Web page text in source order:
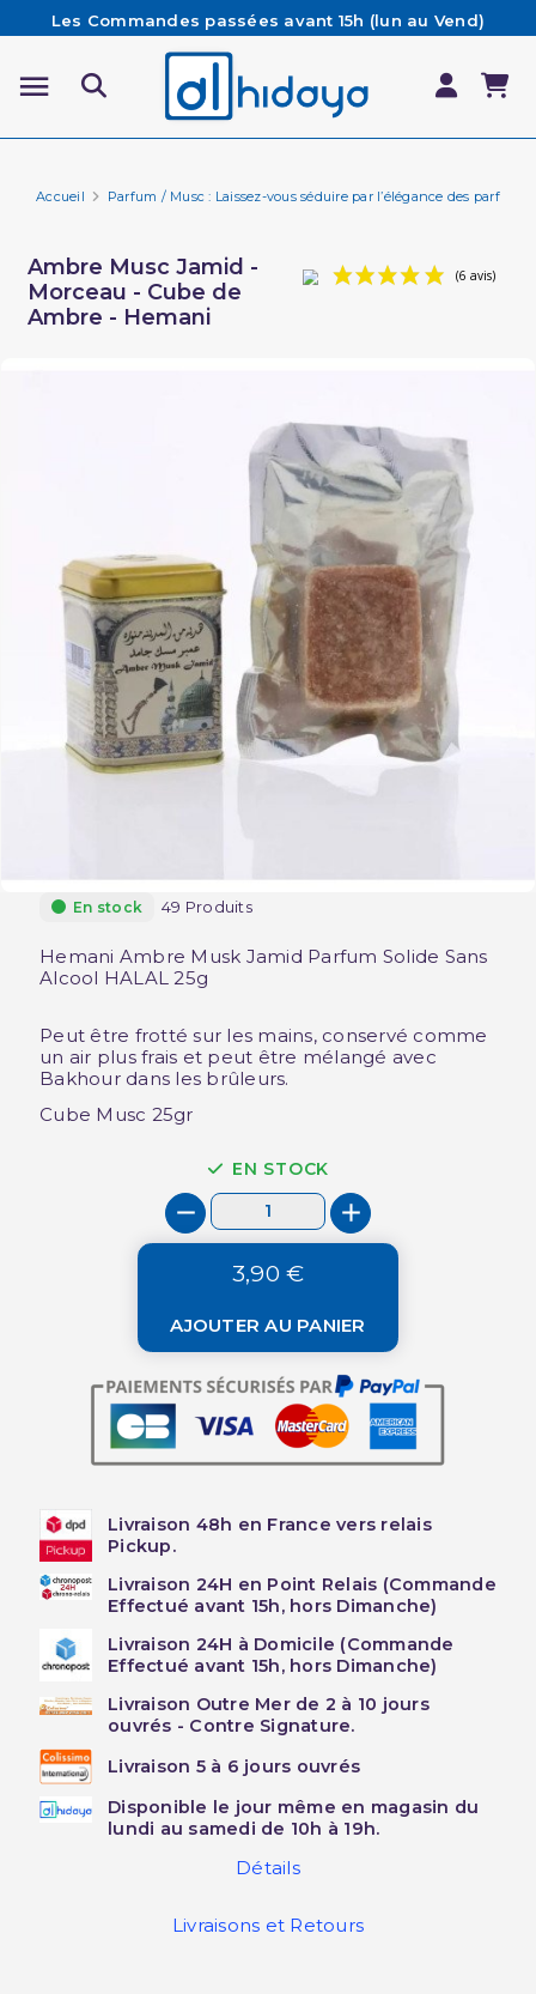
Les Commandes passées avant 15h (lun au Vend)
sont préparées et expédiées le jour même
Besoin d'aide ? Retrouvez notre FAQ
Livraison offerte à partir de 65€ d'achat*
Accueil Parfum / Musc : Laissez-vous séduire par l’élégance des parfums
Ambre Musc Jamid -
Morceau - Cube de
Ambre - Hemani
En stock 49 Produits
Hemani Ambre Musk Jamid Parfum Solide Sans
Alcool HALAL 25g
Peut être frotté sur les mains, conservé comme
un air plus frais et peut être mélangé avec
Bakhour dans les brûleurs.
Cube Musc 25gr
EN STOCK
3,90 €
AJOUTER AU PANIER
Livraison 48h en France vers relais
Pickup.
Livraison 24H en Point Relais (Commande
Effectué avant 15h, hors Dimanche)
Livraison 24H à Domicile (Commande
Effectué avant 15h, hors Dimanche)
Livraison Outre Mer de 2 à 10 jours
ouvrés - Contre Signature.
Livraison 5 à 6 jours ouvrés
Disponible le jour même en magasin du
lundi au samedi de 10h à 19h.
Détails
Livraisons et Retours